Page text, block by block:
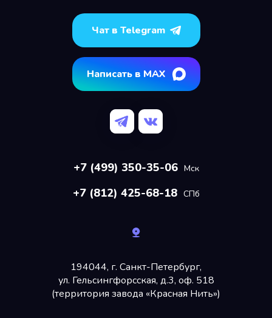
Чат в Telegram
Написать в MAX
+7 (499) 350-35-06 Мск
+7 (812) 425-68-18 СПб
194044, г. Санкт-Петербург,
ул. Гельсингфорсская, д.3, оф. 518
(территория завода «Красная Нить»)